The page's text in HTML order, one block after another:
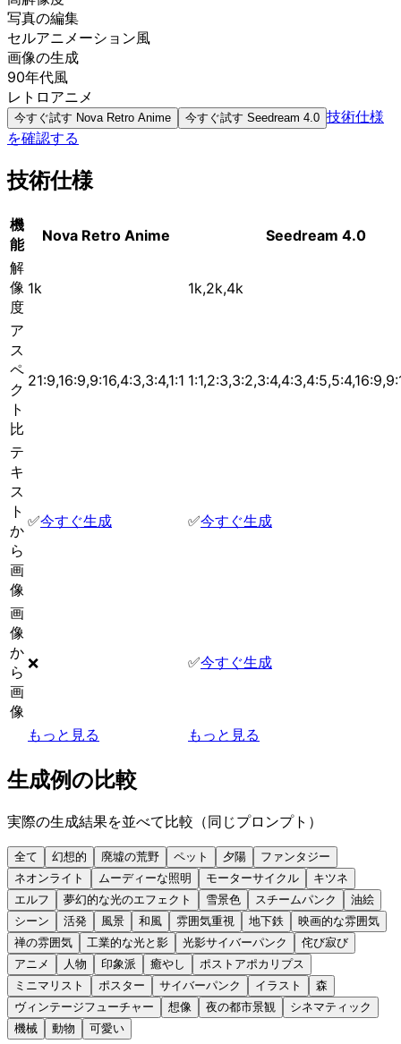
写真の編集
セルアニメーション風
画像の生成
90年代風
レトロアニメ
今すぐ試す Nova Retro Anime 今すぐ試す Seedream 4.0 技術仕様
を確認する
技術仕様
機
能
Nova Retro Anime
Seedream 4.0
解
像
度
1k 1k,2k,4k
ア
ス
ペ
ク
ト
比
21:9,16:9,9:16,4:3,3:4,1:1
テ
キ
ス
ト
か
ら
画
像
✅今すぐ生成 ✅今すぐ生成
画
像
か
ら
画
像
❌ ✅今すぐ生成
もっと見る もっと見る
生成例の比較
実際の生成結果を並べて比較（同じプロンプト）
全て 幻想的 廃墟の荒野 ペット 夕陽
ファンタジー
ネオンライト
ムーディーな照明 モーターサイクル
キツネ
エルフ
夢幻的な光のエフェクト 雪景色 スチームパンク
油絵
シーン
活発 風景 和風 雰囲気重視 地下鉄
映画的な雰囲気
禅の雰囲気
工業的な光と影 光影サイバーパンク
侘び寂び
アニメ
人物 印象派 癒やし
ポストアポカリプス
ミニマリスト
ポスター サイバーパンク イラスト
森
ヴィンテージフューチャー
想像 夜の都市景観
シネマティック
機械
動物 可愛い